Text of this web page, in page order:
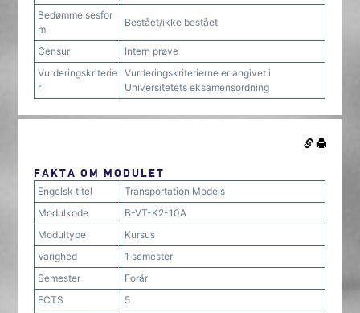
Bedømmelsesfor
m
Bestået/ikke bestået
Censur
Intern prøve
Vurderingskriterie
r
Vurderingskriterierne er angivet i
Universitetets eksamensordning
FAKTA OM MODULET
Engelsk titel
Transportation Models
Modulkode
B-VT-K2-10A
Modultype
Kursus
Varighed
1 semester
Semester
Forår
ECTS
5